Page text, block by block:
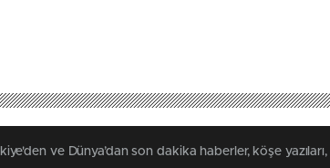
ve Dünya’dan son dakika haberler, köşe